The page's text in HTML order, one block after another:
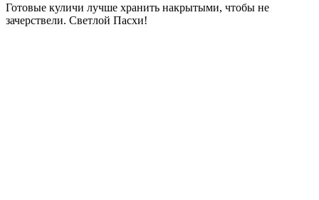
Готовые куличи лучше хранить накрытыми, чтобы не
зачерствели. Светлой Пасхи!